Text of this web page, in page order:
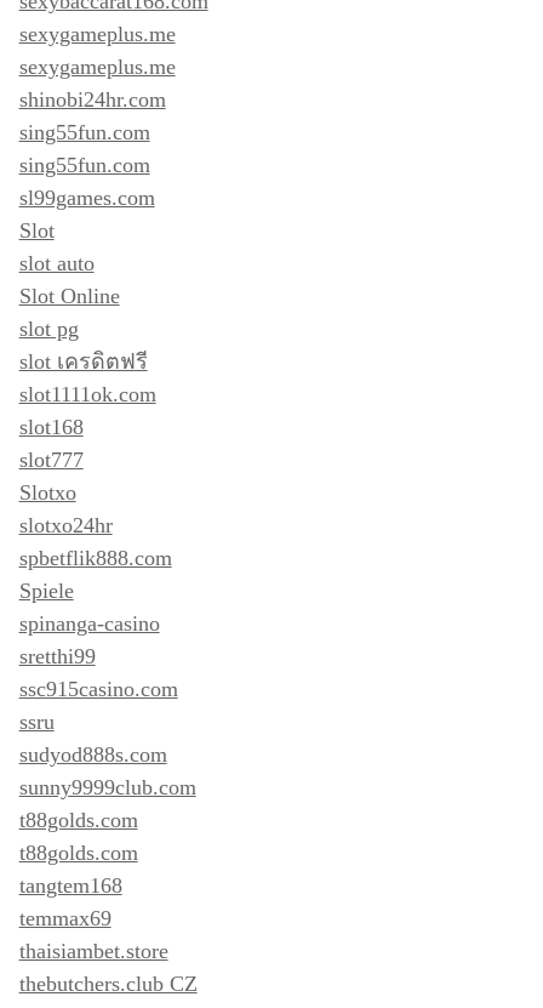
sexygameplus.me
sexygameplus.me
shinobi24hr.com
sing55fun.com
sing55fun.com
sl99games.com
Slot
slot auto
Slot Online
slot pg
slot เครดิตฟรี
slot1111ok.com
slot168
slot777
Slotxo
slotxo24hr
spbetflik888.com
Spiele
spinanga-casino
sretthi99
ssc915casino.com
ssru
sudyod888s.com
sunny9999club.com
t88golds.com
t88golds.com
tangtem168
temmax69
thaisiambet.store
thebutchers.club CZ